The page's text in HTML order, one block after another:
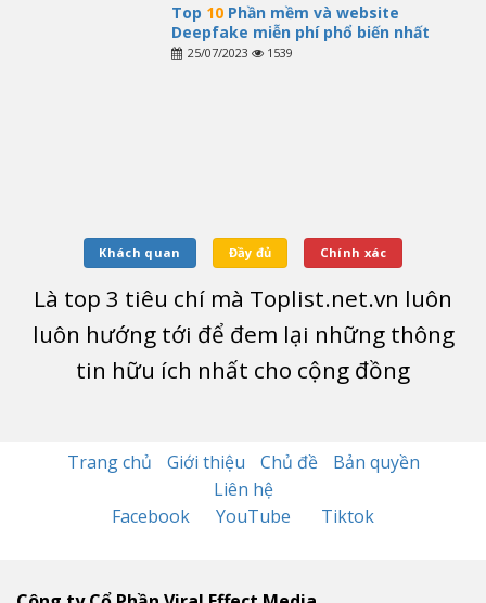
Top 10Phần mềm và website
Deepfake miễn phí phổ biến nhất
25/07/2023 1539
Khách quan Đầy đủ Chính xác
Là top 3 tiêu chí mà Toplist.net.vn luôn
luôn hướng tới để đem lại những thông
tin hữu ích nhất cho cộng đồng
Trang chủ Giới thiệu Chủ đề
Bản quyền
Liên hệ
Facebook
YouTube Tiktok